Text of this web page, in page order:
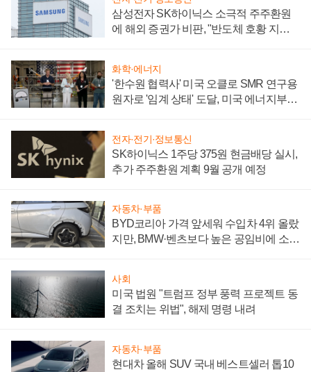
삼성전자 SK하이닉스 소극적 주주환원
에 해외 증권가 비판, "반도체 호황 지속
화학·에너지
'한수원 협력사' 미국 오클로 SMR 연구용
원자로 '임계 상태' 도달, 미국 에너지부
전자·전기·정보통신
SK하이닉스 1주당 375원 현금배당 실시,
추가 주주환원 계획 9월 공개 예정
자동차·부품
BYD코리아 가격 앞세워 수입차 4위 올랐
지만, BMW·벤츠보다 높은 공임비에 소비
사회
미국 법원 "트럼프 정부 풍력 프로젝트 동
결 조치는 위법", 해제 명령 내려
자동차·부품
현대차 올해 SUV 국내 베스트셀러 톱10